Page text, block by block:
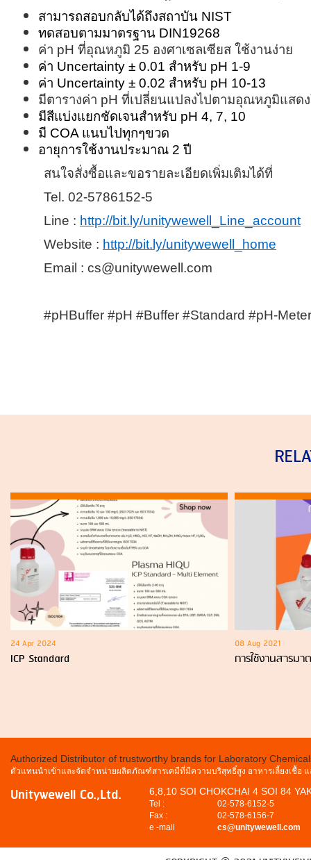
สามารถสอบกลับได้ถึงสถาบัน NIST
ทดสอบตามมาตรฐาน DIN19268
ค่า pH ที่อุณหภูมิ 25 องศาเซลเซียส ใช้งานง่าย
ค่า Uncertainty ± 0.01 สำหรับ pH 1-9
ค่า Uncertainty ± 0.02 สำหรับ pH 10-13
มีตารางค่า pH ที่เปลี่ยนแปลงไปตามอุณหภูมิแสด
มีสีแบ่งแยกชัดเจนสำหรับ pH 4, 7, 10
มี COA แนบไปทุกๆขวด
อายุการใช้งานประมาณ 2 ปี
สนใจสั่งซื้อและขอรายละเอียดเพิ่มเติมได้ที่
Tel. 02-5786152-5
Line : http://bit.ly/unitywewell_Line_account
Website : http://bit.ly/unitywewell_home
Email : cs@unitywewell.com
#pHBuffer #pH #Buffer #Standard #pH-
24 Apr 2024
ICP Standard
08 Aug 2021
การใช้งานสารม
Authorized Distributor of trustworthy brands for Laboratory
ตัวแทนนำเข้าและจัดจำหน่ายผลิตภัณฑ์สารเคมีที่มีความบริสุทธิ์สูง อาหารเลี้ยงเชื้อ
Unitywewell Co.,Ltd. 6,8,10 SOI CHOKCHAI 4 SOI 84
Tel :
02-578-6152-5
Fax :
02-578-6156-7
e -mail
cs@unitywewell.com